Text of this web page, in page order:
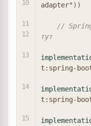
adapter") )
// Spring
тут
t:spring-
t:spring-